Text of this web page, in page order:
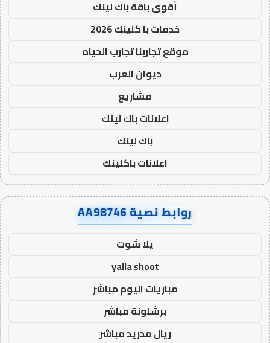
أقوى باقة باك لينك
خدمات با كلينك 2026
موقع تجاربنا تجارب الحياه
ديوان العرب
مشاريع
اعلانات باك لينك
باك لينك
اعلانات باكلينك
روابط نصية AA98746
يلا شوت
yalla shoot
مباريات اليوم مباشر
برشلونة مباشر
ريال مدريد مباشر